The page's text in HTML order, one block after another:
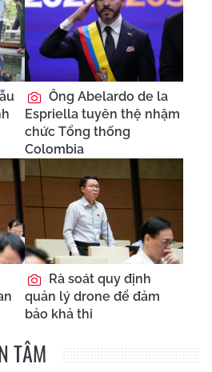
Ông Abelardo de la
Espriella tuyên thệ nhậm
chức Tổng thống
Colombia
Rà soát quy định
quản lý drone để đảm
bảo khả thi
TÂM